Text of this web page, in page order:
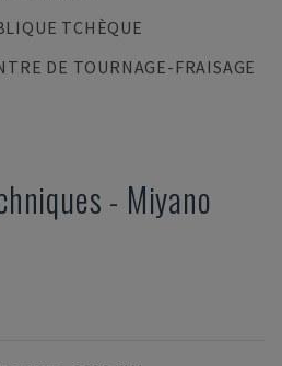
TCHÈQUE
DE TOURNAGE-FRAISAGE
- Miyano